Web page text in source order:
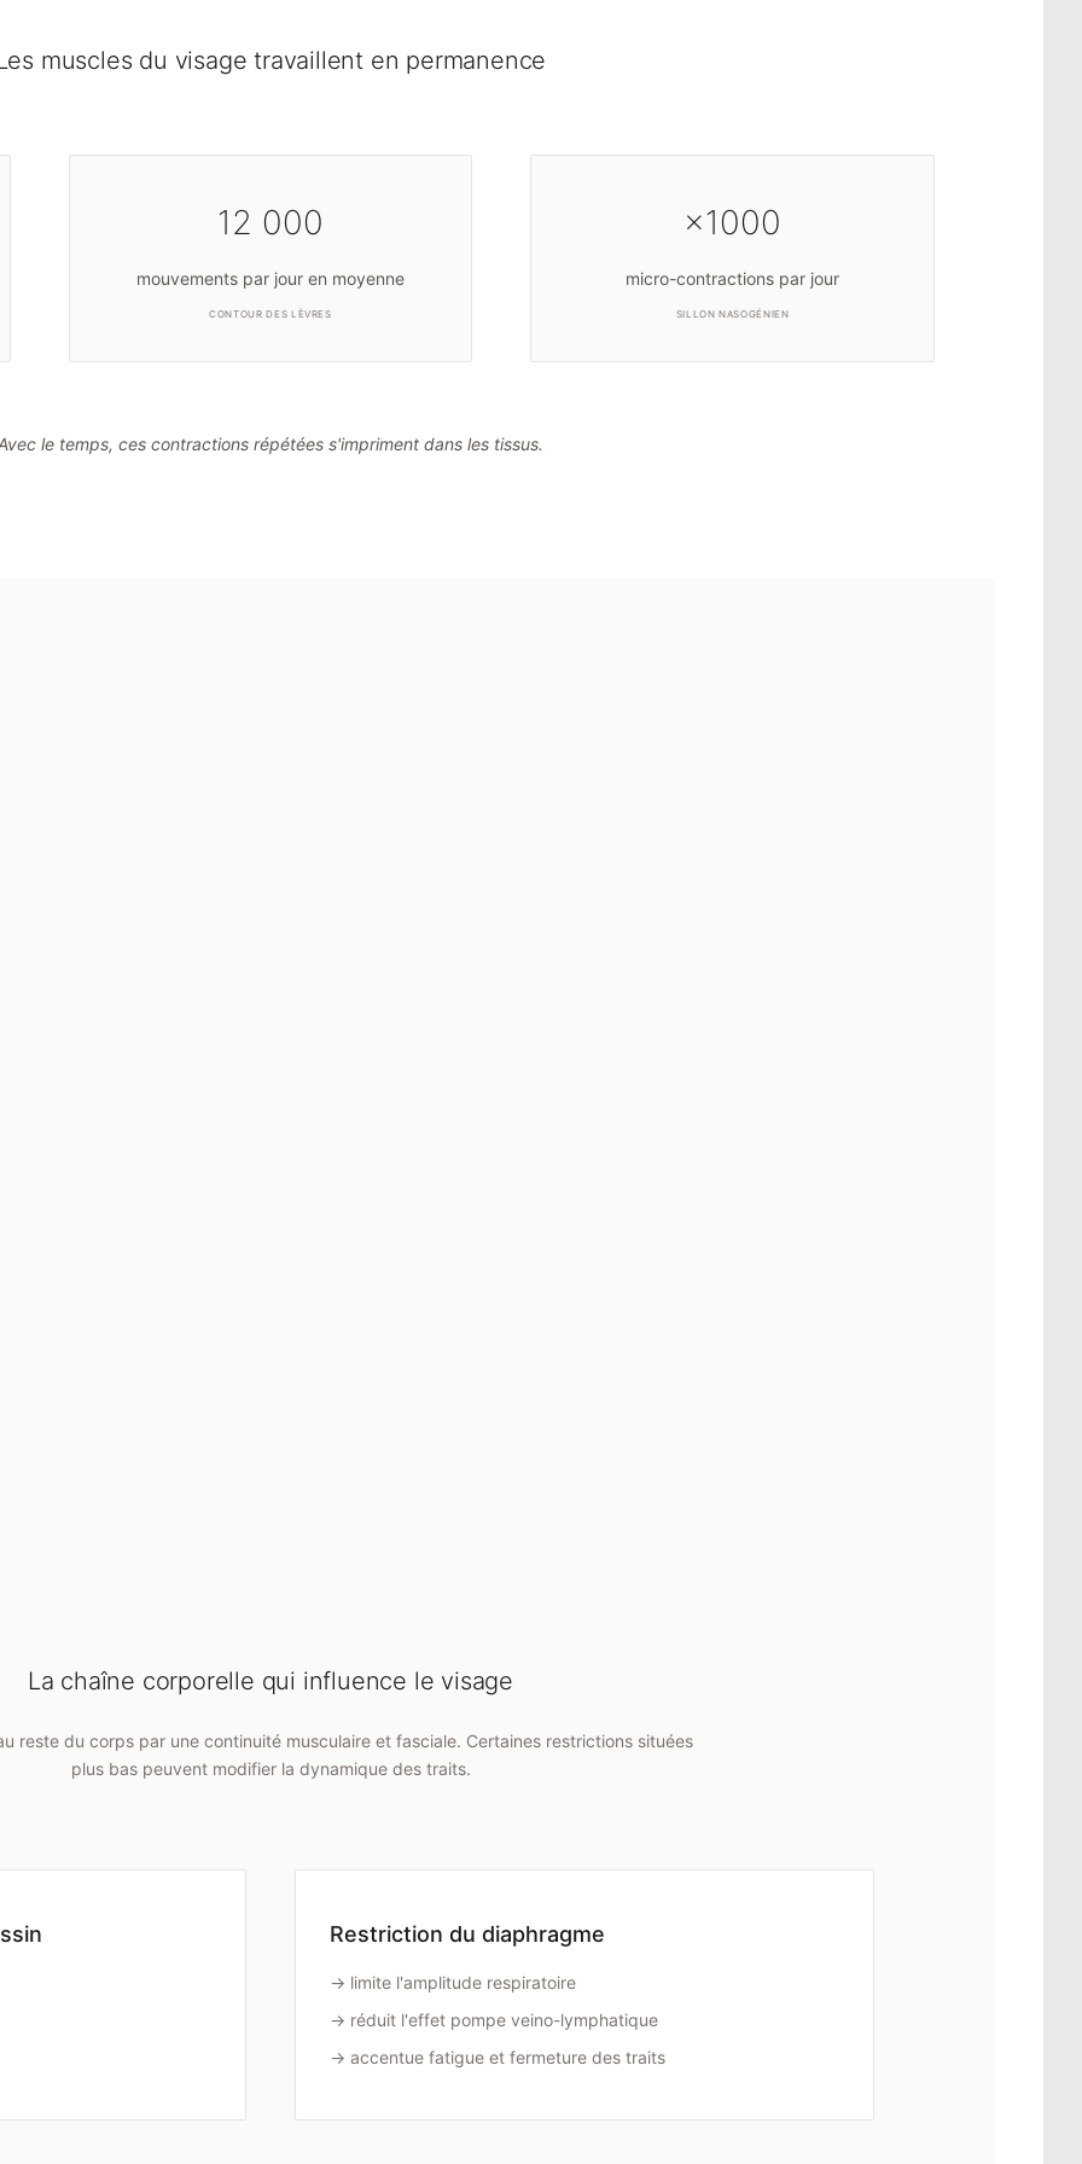
muscles du visage travaillent en permanence
12 000
mouvements par jour en moyenne
CONTOUR DES LÈVRES
×1000
micro-contractions par jour
SILLON NASOGÉNIEN
le temps, ces contractions répétées s'impriment dans les tissus.
La chaîne corporelle qui influence le visage
reste du corps par une continuité musculaire et fasciale. Certaines restrictions situées
plus bas peuvent modifier la dynamique des traits.
Restriction du diaphragme
→ limite l'amplitude respiratoire
→ réduit l'effet pompe veino-lymphatique
→ accentue fatigue et fermeture des traits